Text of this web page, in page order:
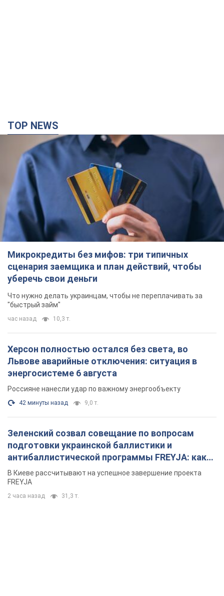
TOP NEWS
Микрокредиты без мифов: три типичных
сценария заемщика и план действий, чтобы
уберечь свои деньги
Что нужно делать украинцам, чтобы не переплачивать за
"быстрый займ"
час назад 10,3 т.
Херсон полностью остался без света, во
Львове аварийные отключения: ситуация в
энергосистеме 6 августа
Россияне нанесли удар по важному энергообъекту
42 минуты назад 9,0 т.
Зеленский созвал совещание по вопросам
подготовки украинской баллистики и
антибаллистической программы FREYJA: какие
решения готовятся
В Киеве рассчитывают на успешное завершение проекта
FREYJA
2 часа назад 31,3 т.